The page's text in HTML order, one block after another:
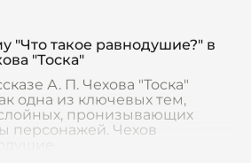
"Что такое равнодушие?" в
"Тоска"
А. П. Чехова "Тоска"
одна из ключевых тем,
пронизывающих
персонажей. Чехов